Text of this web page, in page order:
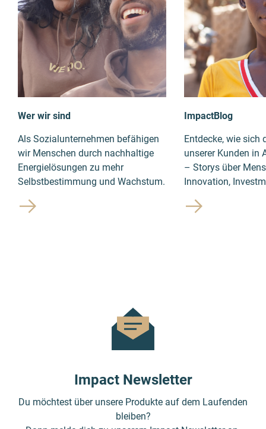
Wer wir sind
Als Sozialunternehmen befähigen
wir Menschen durch nachhaltige
Energielösungen zu mehr
Selbstbestimmung und Wachstum.
ImpactBlog
Entdecke, wie sich
unserer Kunden in
– Storys über
Innovation,
Impact Newsletter
Du möchtest über unsere Produkte auf dem Laufenden
bleiben?